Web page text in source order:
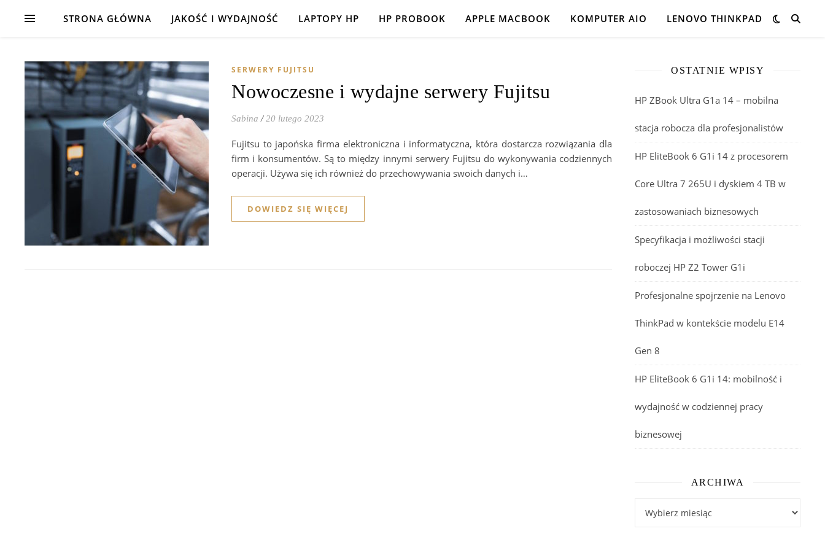
STRONA GŁÓWNA JAKOŚĆ I WYDAJNOŚĆ LAPTOPY HP HP PROBOOK APPLE MACBOOK KOMPUTER AIO LENOVO THINKPAD
SERWERY FUJITSU
Nowoczesne i wydajne serwery Fujitsu
Sabina / 20 lutego 2023
Fujitsu to japońska firma elektroniczna i informatyczna, która dostarcza rozwiązania dla
firm i konsumentów. Są to między innymi serwery Fujitsu do wykonywania codziennych
operacji. Używa się ich również do przechowywania swoich danych i…
DOWIEDZ SIĘ WIĘCEJ
OSTATNIE WPISY
HP ZBook Ultra G1a 14 – mobilna
stacja robocza dla profesjonalistów
HP EliteBook 6 G1i 14 z procesorem
Core Ultra 7 265U i dyskiem 4 TB w
zastosowaniach biznesowych
Specyfikacja i możliwości stacji
roboczej HP Z2 Tower G1i
Profesjonalne spojrzenie na Lenovo
ThinkPad w kontekście modelu E14
Gen 8
HP EliteBook 6 G1i 14: mobilność i
wydajność w codziennej pracy
biznesowej
ARCHIWA